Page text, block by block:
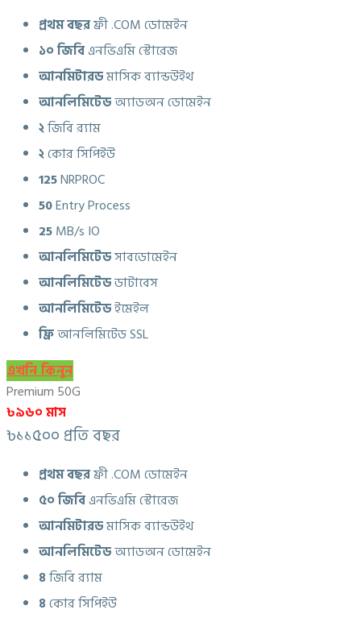
প্রথম বছরফ্রী .COM ডোমেইন
১০ জিবিএনভিএমি স্টোরেজ
আনমিটারডমাসিক ব্যান্ডউইথ
আনলিমিটেডঅ্যাডঅন ডোমেইন
২জিবি র‍্যাম
২কোর সিপিইউ
125NRPROC
50Entry Process
25MB/s IO
আনলিমিটেডসাবডোমেইন
আনলিমিটেডডাটাবেস
আনলিমিটেডইমেইল
ফ্রিআনলিমিটেড SSL
এখনি কিনুন
Premium 50G
৳৯৬০ মাস
৳১১৫০০ প্রতি বছর
প্রথম বছরফ্রী .COM ডোমেইন
৫০ জিবিএনভিএমি স্টোরেজ
আনমিটারডমাসিক ব্যান্ডউইথ
আনলিমিটেডঅ্যাডঅন ডোমেইন
৪জিবি র‍্যাম
৪কোর সিপিইউ